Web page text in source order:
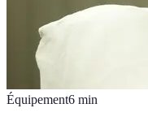
Équipement6 min